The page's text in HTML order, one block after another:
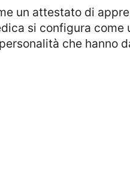
si configura
che hanno